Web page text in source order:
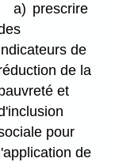
a) prescrire
de
de la
et
pour
l'application de